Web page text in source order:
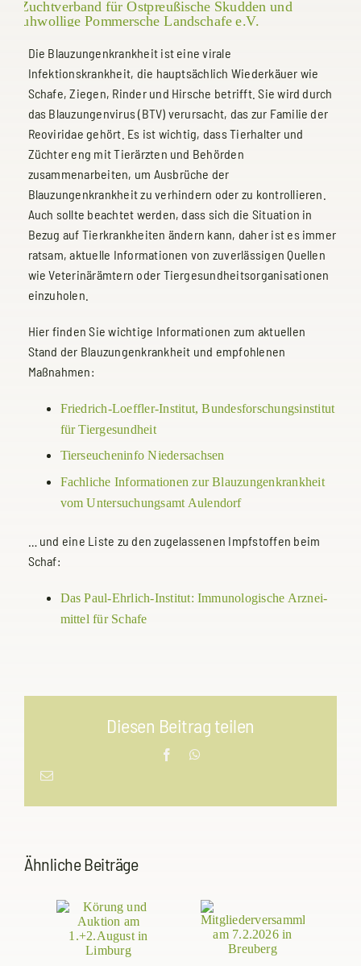
KONTAKT
Die Blauzungenkrankheit ist eine virale
Infektionskrankheit, die hauptsächlich Wiederkäuer wie
Schafe, Ziegen, Rinder und Hirsche betrifft. Sie wird durch
das Blauzungenvirus (BTV) verursacht, das zur Familie der
Reoviridae gehört. Es ist wichtig, dass Tierhalter und
Züchter eng mit Tierärzten und Behörden
zusammenarbeiten, um Ausbrüche der
Blauzungenkrankheit zu verhindern oder zu kontrollieren.
Auch sollte beachtet werden, dass sich die Situation in
Bezug auf Tierkrankheiten ändern kann, daher ist es immer
ratsam, aktuelle Informationen von zuverlässigen Quellen
wie Veterinärämtern oder Tiergesundheitsorganisationen
einzuholen.
Hier finden Sie wichtige Informationen zum aktuellen
Stand der Blauzungenkrankheit und empfohlenen
Maßnahmen:
Friedrich-Loeffler-Institut, Bundesforschungsinstitut
für Tiergesundheit
Tierseucheninfo Niedersachsen
Fachliche Informationen zur Blauzungenkrankheit
vom Untersuchungsamt Aulendorf
… und eine Liste zu den zugelassenen Impfstoffen beim
Schaf:
Das Paul-Ehrlich-Institut: Im­mu­no­lo­gi­sche Arz­nei­
mit­tel für Scha­fe
Diesen Beitrag teilen
Facebook
E-
Ähnliche Beiträge